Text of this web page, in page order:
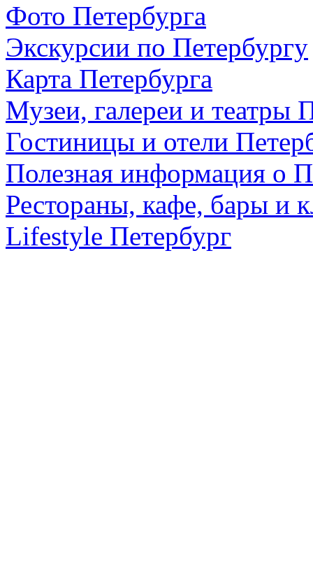
Фото Петербурга
Экскурсии по Петербургу
Карта Петербурга
Музеи, галереи и театры
Гостиницы и отели
Полезная информация о
Рестораны, кафе, бары и
Lifestyle Петербург